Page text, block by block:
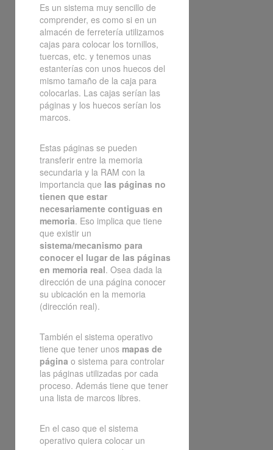
Es un sistema muy sencillo de
comprender, es como si en un
almacén de ferretería utilizamos
cajas para colocar los tornillos,
tuercas, etc. y tenemos unas
estanterías con unos huecos del
mismo tamaño de la caja para
colocarlas. Las cajas serían las
páginas y los huecos serían los
marcos.
Estas páginas se pueden
transferir entre la memoria
secundaria y la RAM con la
importancia que las páginas no
tienen que estar
necesariamente contiguas en
memoria. Eso implica que tiene
que existir un
sistema/mecanismo para
conocer el lugar de las páginas
en memoria real. Osea dada la
dirección de una página conocer
su ubicación en la memoria
(dirección real).
También el sistema operativo
tiene que tener unos mapas de
página o sistema para controlar
las páginas utilizadas por cada
proceso. Además tiene que tener
una lista de marcos libres.
En el caso que el sistema
operativo quiera colocar un